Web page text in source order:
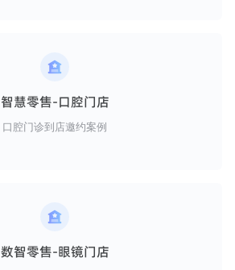
智慧零售-口腔门店
口腔门诊到店邀约案例
数智零售-眼镜门店